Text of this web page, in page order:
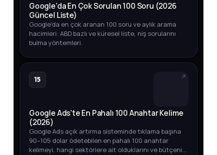
Google'da En Çok Sorulan 100 Soru (2026
Güncel Liste)
Google'da en çok aranan 100 soru ve aylık arama
hacimleri: ABD bazlı ve küresel liste, niş sorularını
bulma yöntemleri.
15
Google Ads'te En Pahalı 100 Anahtar Kelime
(2026)
Google Ads açık artırma sisteminde tıklama başına
90–105 dolar ödetebilen en pahalı 100 anahtar
kelimeyi, hangi sektörlere ait olduklarını ve bütçenizi